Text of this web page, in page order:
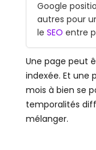
Google
autres pour
leSEO entre
Une page peut
indexée. Et une
mois à bien se
temporalités
mélanger.